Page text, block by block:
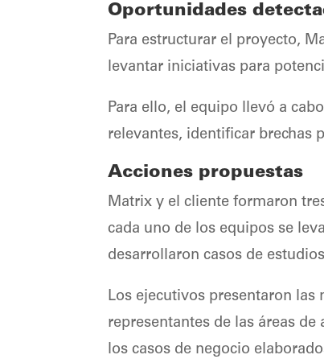
Oportunidades
Para estructurar el proyecto,
levantar iniciativas para
Para ello, el equipo llevó a
relevantes, identificar brechas
Acciones propuestas
Matrix y el cliente formaron
cada uno de los equipos se
desarrollaron casos de
Los ejecutivos presentaron
representantes de las áreas de
los casos de negocio